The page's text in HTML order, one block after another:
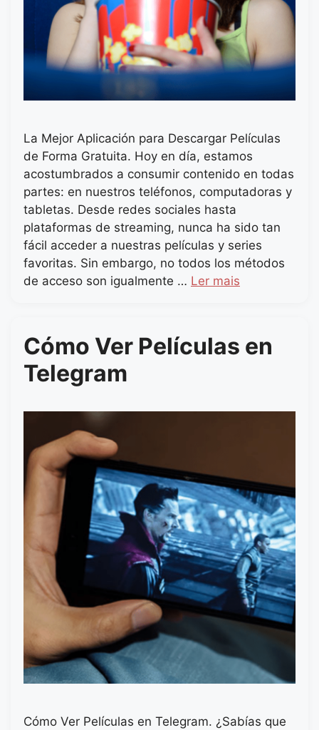
La Mejor Aplicación para Descargar Películas
de Forma Gratuita. Hoy en día, estamos
acostumbrados a consumir contenido en todas
partes: en nuestros teléfonos, computadoras y
tabletas. Desde redes sociales hasta
plataformas de streaming, nunca ha sido tan
fácil acceder a nuestras películas y series
favoritas. Sin embargo, no todos los métodos
de acceso son igualmente … Ler mais
Cómo Ver Películas en
Telegram
Cómo Ver Películas en Telegram. ¿Sabías que